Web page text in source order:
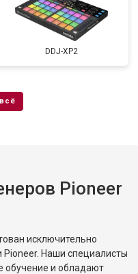
DDJ-XP2
Pioneer
исключительно
Наши специалисты
обучение и обладают